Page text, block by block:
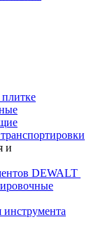
и
DEWALT